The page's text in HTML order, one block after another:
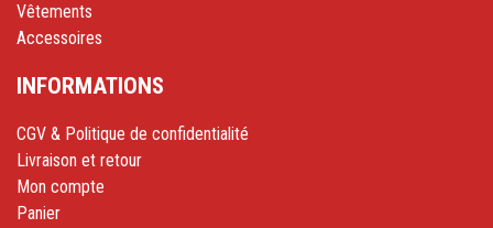
Vêtements
Accessoires
INFORMATIONS
CGV & Politique de confidentialité
Livraison et retour
Mon compte
Panier